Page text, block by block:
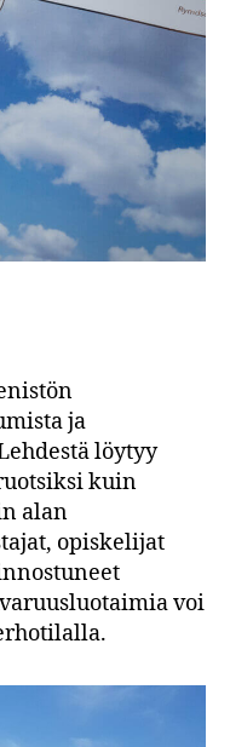
ja
löytyy
kuin
alan
opiskelijat
voi